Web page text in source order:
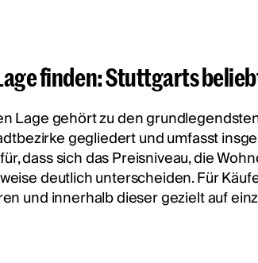
finden: Stuttgarts
Lage gehört zu den
gegliedert und umfasst
dass sich das Preisniveau, die
deutlich unterscheiden. Für
und innerhalb dieser gezielt auf